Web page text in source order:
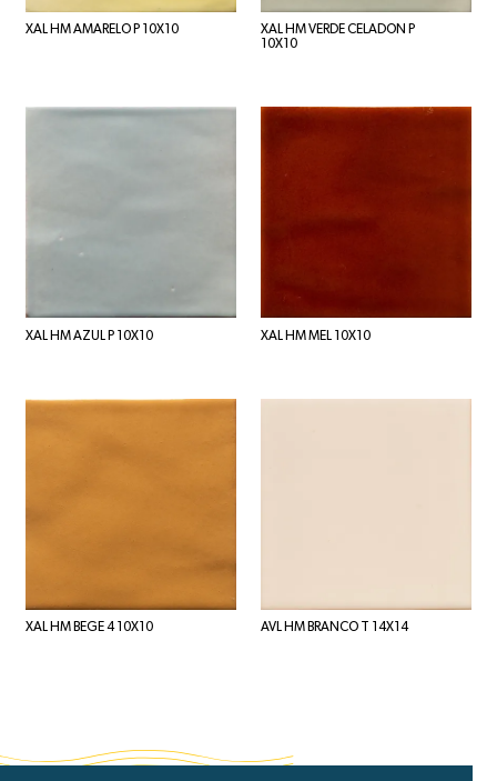
XAL HM AMARELO P 10X10
XAL HM VERDE CELADON P
10X10
XAL HM AZUL P 10X10 XAL HM MEL 10X10
XAL HM BEGE 4 10X10 AVL HM BRANCO T 14X14